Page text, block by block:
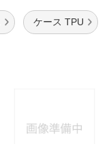
ケース TPU